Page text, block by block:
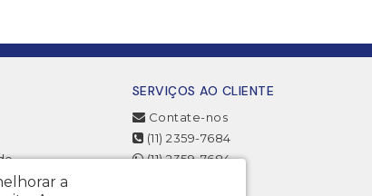
SERVIÇOS AO CLIENTE
Contate-nos
(11) 2359-7684
(11) 2359-7684
a